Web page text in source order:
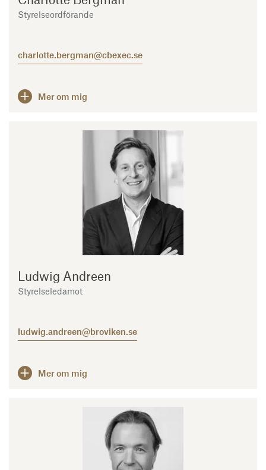
Styrelseordförande
charlotte.bergman@cbexec.se
Mer om mig
Ludwig Andreen
Styrelseledamot
ludwig.andreen@broviken.se
Mer om mig